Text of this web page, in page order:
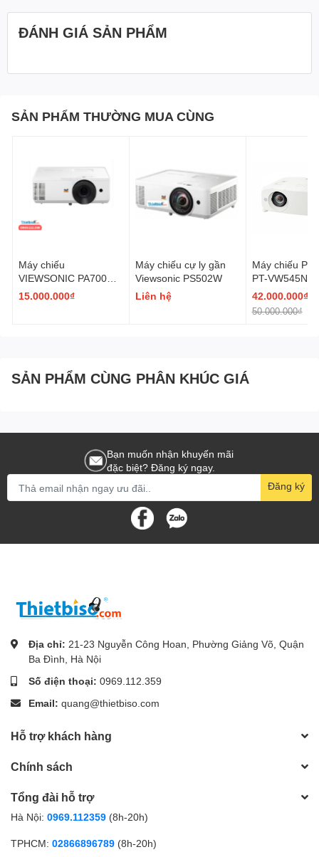
ĐÁNH GIÁ SẢN PHẨM
SẢN PHẨM THƯỜNG MUA CÙNG
Máy chiếu
VIEWSONIC PA700X –
Công nghệ DLP thế hệ
15.000.000₫
Máy chiếu cự ly gần
Viewsonic PS502W
Liên hệ
Máy chiếu
PT-VW545N
42.000.000₫
50.000.000₫
SẢN PHẨM CÙNG PHÂN KHÚC GIÁ
Bạn muốn nhận khuyến mãi
đặc biệt? Đăng ký ngay.
Đăng ký
Địa chỉ: 21-23 Nguyễn Công Hoan, Phường Giảng Võ, Quận
Ba Đình, Hà Nội
Số điện thoại: 0969.112.359
Email: quang@thietbiso.com
Hỗ trợ khách hàng
Chính sách
Tổng đài hỗ trợ
Hà Nội: 0969.112359 (8h-20h)
TPHCM: 02866896789 (8h-20h)